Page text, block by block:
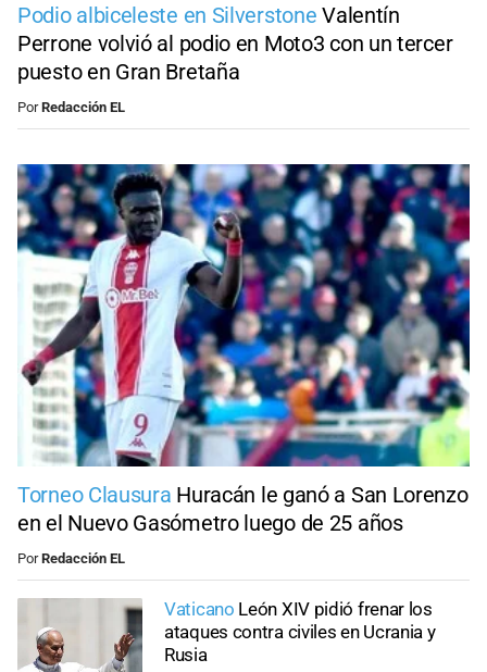
Podio albiceleste en Silverstone Valentín
Perrone volvió al podio en Moto3 con un tercer
puesto en Gran Bretaña
PorRedacción EL
Torneo Clausura Huracán le ganó a San Lorenzo
en el Nuevo Gasómetro luego de 25 años
PorRedacción EL
Vaticano León XIV pidió frenar los
ataques contra civiles en Ucrania y
Rusia